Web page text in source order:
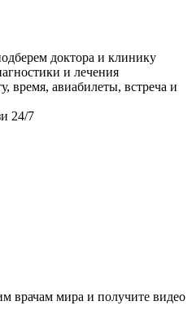
доктора и клинику
и лечения
время, авиабилеты, встреча и
24/7
врачам мира и получите видео